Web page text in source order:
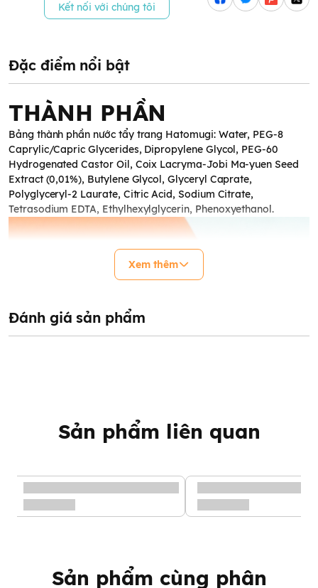
Kết nối với chúng tôi
Đặc điểm nổi bật
THÀNH PHẦN
Bảng thành phần nước tẩy trang Hatomugi: Water, PEG-8
Caprylic/Capric Glycerides, Dipropylene Glycol, PEG-60
Hydrogenated Castor Oil, Coix Lacryma-Jobi Ma-yuen Seed
Extract (0,01%), Butylene Glycol, Glyceryl Caprate,
Polyglyceryl-2 Laurate, Citric Acid, Sodium Citrate,
Tetrasodium EDTA, Ethylhexylglycerin, Phenoxyethanol.
Xem thêm
Đánh giá sản phẩm
Sản phẩm liên quan
Sản phẩm cùng phân